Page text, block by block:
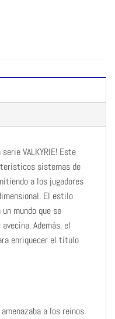
VALKYRIE! Este
sistemas de
a los jugadores
El estilo
mundo que se
Además, el
enriquecer el título
a los reinos.